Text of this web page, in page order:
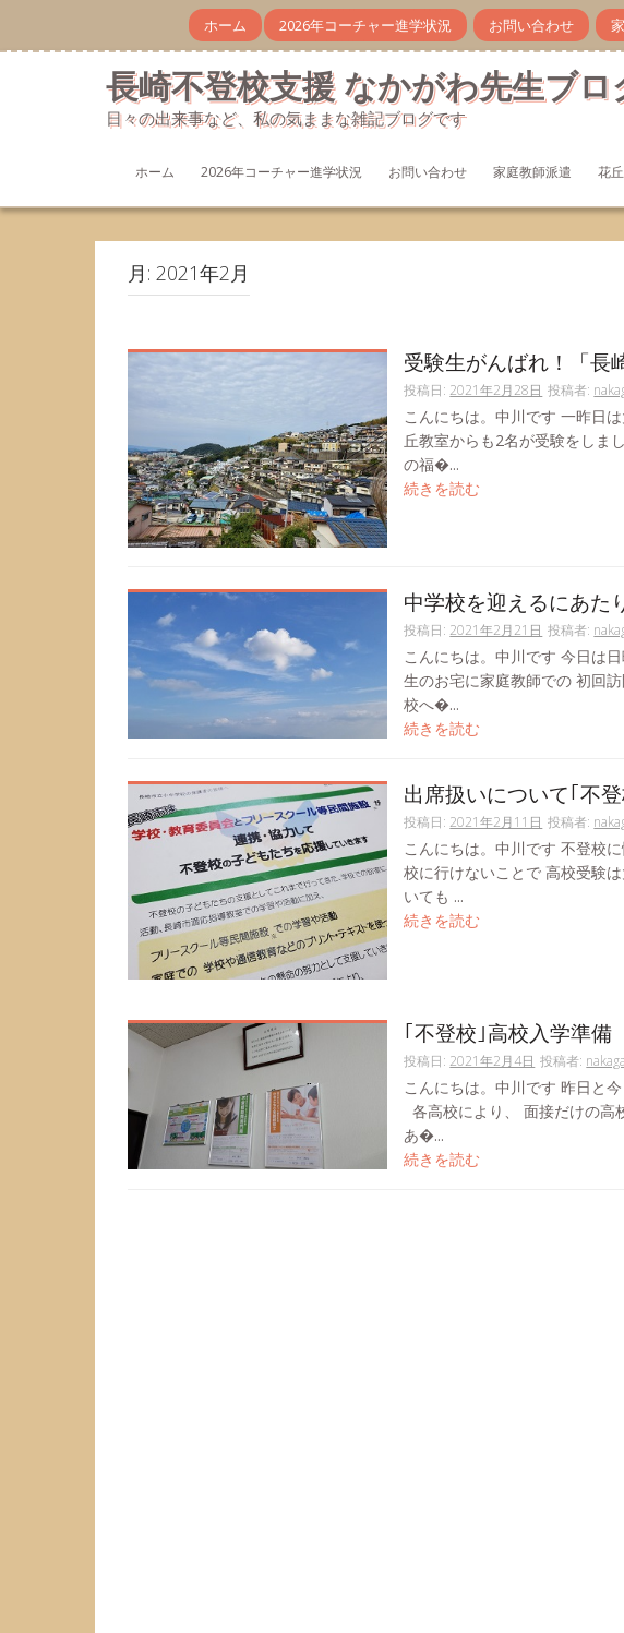
テ
プ
ホーム 2026年コーチャー進学状況 お問い合わせ
長崎不登校支援 なかがわ先生ブロ
日々の出来事など、私の気ままな雑記ブログです
ホーム 2026年コーチャー進学状況 お問い合わせ 家庭教師派遣 花
月: 2021年2月
受験生がんばれ！「長
投稿日: 2021年2月28日 投稿者:
こんにちは。中川です 一昨日
丘教室からも2名が受験をしま
の福�...
続きを読む
中学校を迎えるにあた
投稿日: 2021年2月21日 投稿者:
こんにちは。中川です 今日は
生のお宅に家庭教師での 初回
校へ�...
続きを読む
出席扱いについて｢不
投稿日: 2021年2月11日 投稿者:
こんにちは。中川です 不登校
校に行けないことで 高校受験
いても ...
続きを読む
｢不登校｣高校入学準備
投稿日: 2021年2月4日 投稿者:
こんにちは。中川です 昨日と
各高校により、 面接だけの高
あ�...
続きを読む